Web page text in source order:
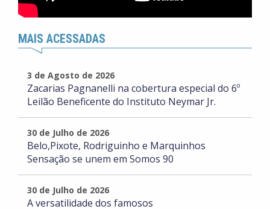
MAIS ACESSADAS
3 de Agosto de 2026
Zacarias Pagnanelli na cobertura especial do 6º
Leilão Beneficente do Instituto Neymar Jr.
30 de Julho de 2026
Belo,Pixote, Rodriguinho e Marquinhos
Sensação se unem em Somos 90
30 de Julho de 2026
A versatilidade dos famosos